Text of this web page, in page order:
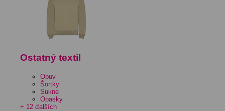
Ostatný textil
Obuv
Šortky
Sukne
Opasky
+ 12 ďalších